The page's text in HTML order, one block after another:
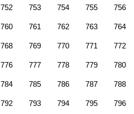
752 753 754 755 756
760 761 762 763 764
768 769 770 771 772
776 777 778 779 780
784 785 786 787 788
792 793 794 795 796